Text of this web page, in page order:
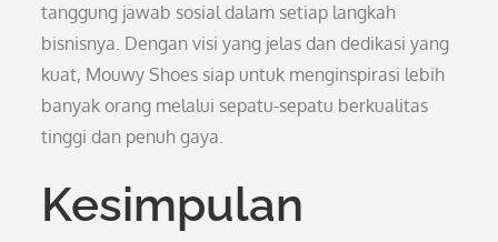
tanggung jawab sosial dalam setiap langkah
bisnisnya. Dengan visi yang jelas dan dedikasi yang
kuat, Mouwy Shoes siap untuk menginspirasi lebih
banyak orang melalui sepatu-sepatu berkualitas
tinggi dan penuh gaya.
Kesimpulan